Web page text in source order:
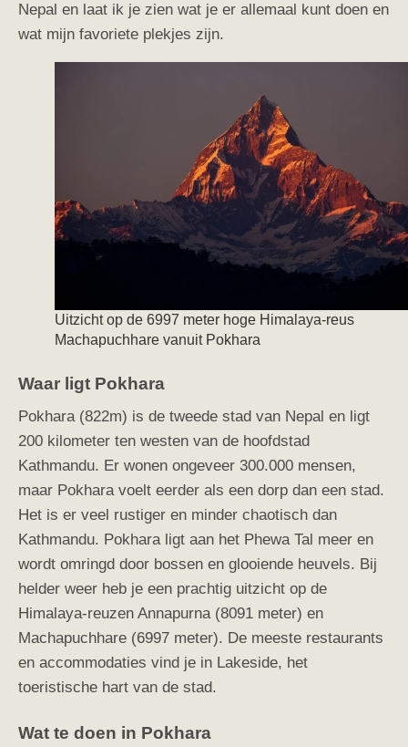
Nepal en laat ik je zien wat je er allemaal kunt doen en
wat mijn favoriete plekjes zijn.
Uitzicht op de 6997 meter hoge Himalaya-reus
Machapuchhare vanuit Pokhara
Waar ligt Pokhara
Pokhara (822m) is de tweede stad van Nepal en ligt
200 kilometer ten westen van de hoofdstad
Kathmandu. Er wonen ongeveer 300.000 mensen,
maar Pokhara voelt eerder als een dorp dan een stad.
Het is er veel rustiger en minder chaotisch dan
Kathmandu. Pokhara ligt aan het Phewa Tal meer en
wordt omringd door bossen en glooiende heuvels. Bij
helder weer heb je een prachtig uitzicht op de
Himalaya-reuzen Annapurna (8091 meter) en
Machapuchhare (6997 meter). De meeste restaurants
en accommodaties vind je in Lakeside, het
toeristische hart van de stad.
Wat te doen in Pokhara